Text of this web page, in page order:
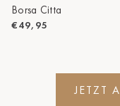
Zwettl
Borsa Citta
€49,95
JETZT